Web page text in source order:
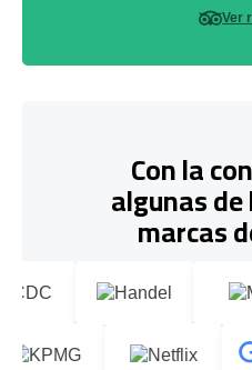
Ver
Con la
algunas
marcas